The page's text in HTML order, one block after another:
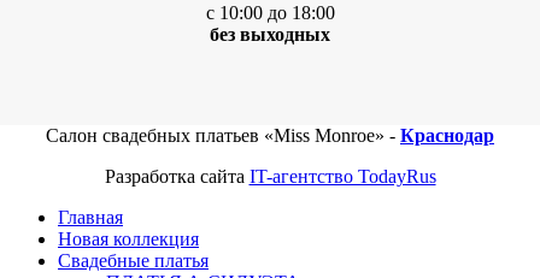
с 10:00 до 18:00
без выходных
Салон свадебных платьев «Miss Monroe» - Краснодар
Разработка сайта IT-агентство TodayRus
Главная
Новая коллекция
Свадебные платья